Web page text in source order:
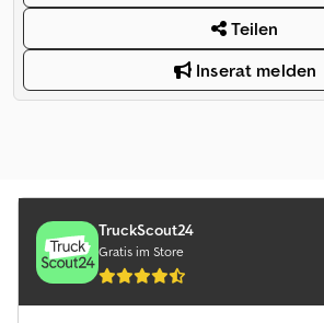
Teilen
Inserat melden
TruckScout24
Gratis im Store